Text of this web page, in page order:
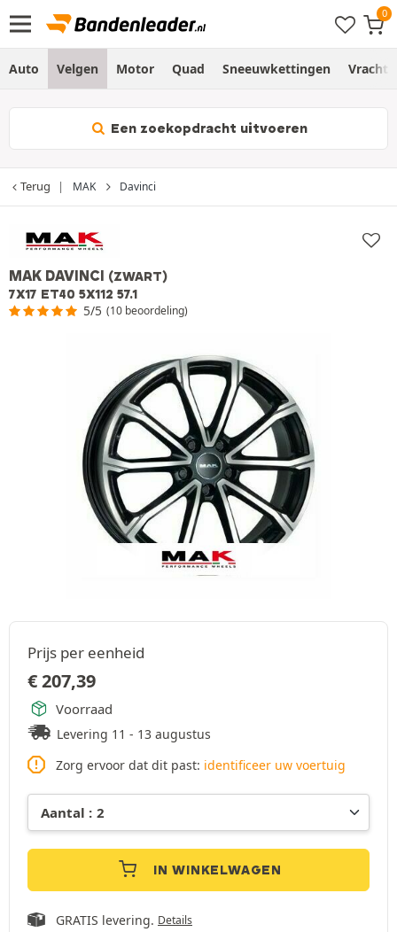
Auto Velgen Motor Quad Sneeuwkettingen
Een zoekopdracht uitvoeren
Terug MAK Davinci
MAK DAVINCI (ZWART)
7X17 ET40 5X112 57.1
5/5 (10 beoordeling)
Prijs per eenheid
€207,39
Voorraad
Levering 11 - 13 augustus
Zorg ervoor dat dit past: identificeer uw voertuig
IN WINKELWAGEN
GRATIS levering. Details